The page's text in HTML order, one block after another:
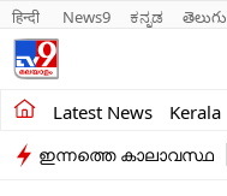
हिन्दी News9 ಕನ್ನಡ తెలుగు
Latest News Kerala
Kerala
Indiaഇന്നത്തെ കാലാവസ്ഥ